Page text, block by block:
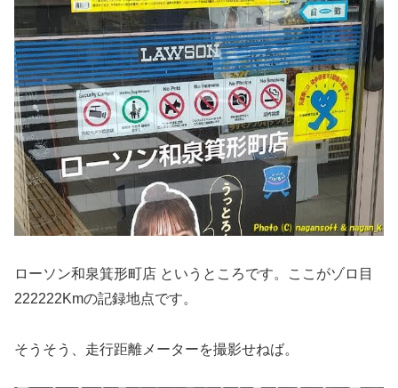
ローソン和泉箕形町店 というところです。ここがゾロ目
222222Kmの記録地点です。
そうそう、走行距離メーターを撮影せねば。